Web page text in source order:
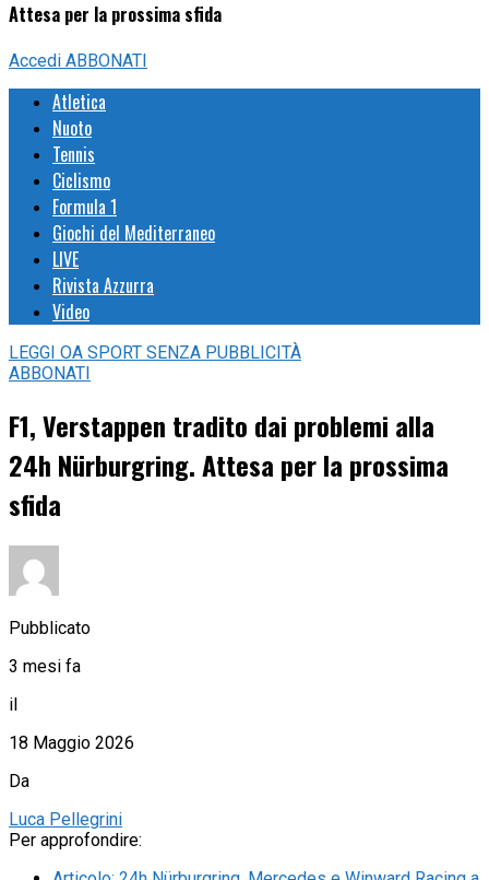
Attesa per la prossima sfida
Accedi ABBONATI
Atletica
Nuoto
Tennis
Ciclismo
Formula 1
Giochi del Mediterraneo
LIVE
Rivista Azzurra
Video
LEGGI OA SPORT SENZA PUBBLICITÀ
ABBONATI
F1, Verstappen tradito dai problemi alla
24h Nürburgring. Attesa per la prossima
sfida
Pubblicato
3 mesi fa
il
18 Maggio 2026
Da
Luca Pellegrini
Per approfondire: